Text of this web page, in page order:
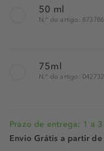
50 ml
N.° do artigo: 873786
75ml
N.° do artigo: 042732
Prazo de entrega: 1 a
Envio Grátis a partir